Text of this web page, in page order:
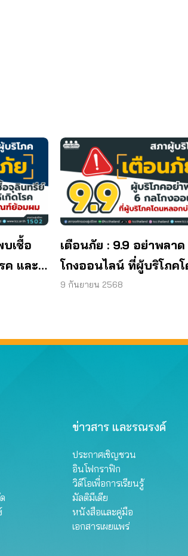
เชื้อ
ค และ
า เกิน
เตือนภัย : 9.9 อย่าพลา
โกงออนไลน์ ที่ผู้บริโภค
หลอกบ่อยที่สุด
9 กันยายน 2568
ข่าวสาร และรณรงค์
ประกาศเชิญชวน
อินโฟกราฟิก
วิดีโอเพื่อการเรียนรู้
มัลติมีเดีย
หนังสือและคู่มือ
เอกสารเผยแพร่